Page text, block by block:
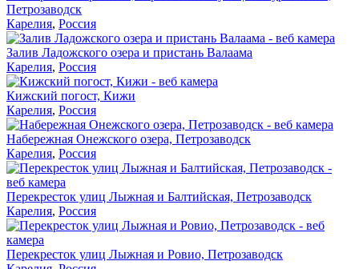
Петрозаводск
Карелия, Россия
Залив Ладожского озера и пристань Валаама
Карелия, Россия
Кижский погост, Кижи
Карелия, Россия
Набережная Онежского озера, Петрозаводск
Карелия, Россия
Перекресток улиц Лыжная и Балтийская, Петрозаводск
Карелия, Россия
Перекресток улиц Лыжная и Ровио, Петрозаводск